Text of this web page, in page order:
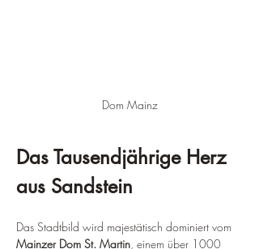
Dom Mainz
Das Tausendjährige Herz
aus Sandstein
Das Stadtbild wird majestätisch dominiert vom
Mainzer Dom St. Martin, einem über 1000